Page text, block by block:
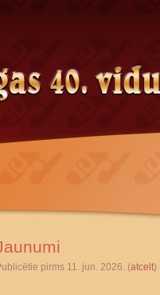
pirms 11. jun. 2026. (atcelt)